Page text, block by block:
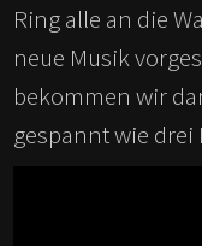
Ring alle an die
neue Musik
bekommen wir
gespannt wie drei